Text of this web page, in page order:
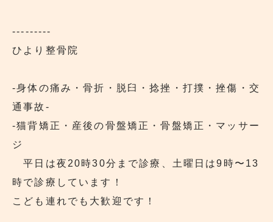
---------
ひより整骨院
‐身体の痛み・骨折・脱臼・捻挫・打撲・挫傷・交
通事故‐
‐猫背矯正・産後の骨盤矯正・骨盤矯正・マッサー
ジ
平日は夜20時30分まで診療、土曜日は9時〜13
時で診療しています！
こども連れでも大歓迎です！